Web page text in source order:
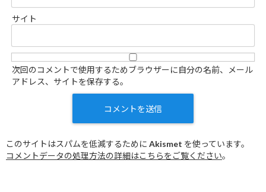
サイト
次回のコメントで使用するためブラウザーに自分の名前、メール
アドレス、サイトを保存する。
このサイトはスパムを低減するために Akismet を使っています。
コメントデータの処理方法の詳細はこちらをご覧ください。